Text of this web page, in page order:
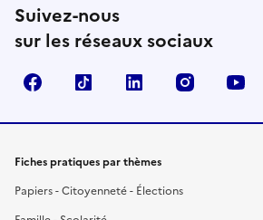
Suivez-nous
sur les réseaux sociaux
FacebookTikTok LinkedIn Instagram
Fiches pratiques par thèmes
Papiers - Citoyenneté - Élections